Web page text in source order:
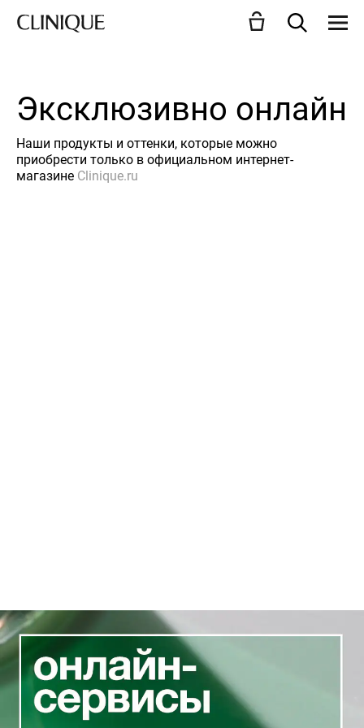
Эксклюзивно онлайн
Наши продукты и оттенки, которые можно
приобрести только в официальном интернет-
магазине Clinique.ru